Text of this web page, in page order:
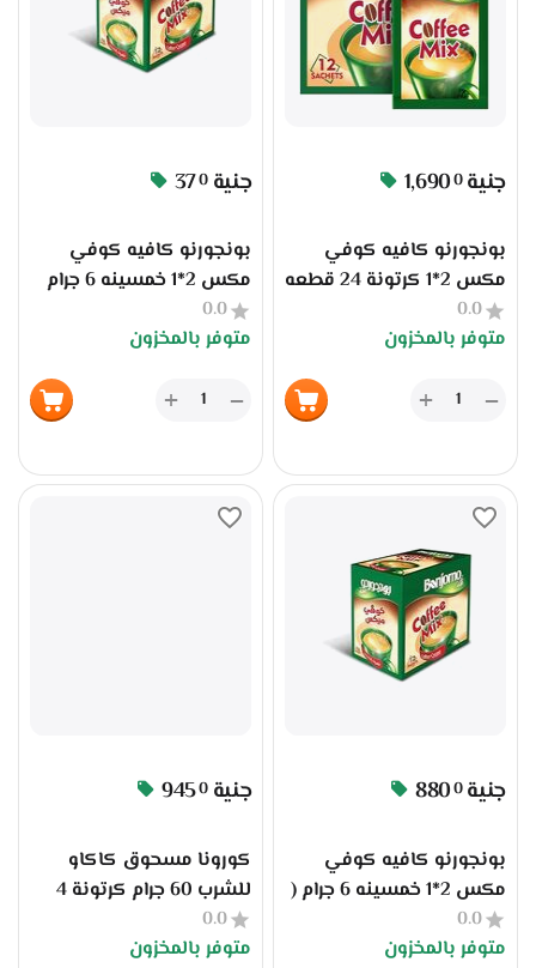
1,6900 جنية
بونجورنو كافيه كوفي
مكس 2*1 كرتونة 24 قطعه
0.0
متوفر بالمخزون
+ −
370 جنية
بونجورنو كافيه كوفي
مكس 2*1 خمسينه 6 جرام
(علبه 12 ظرف)
0.0
متوفر بالمخزون
+ −
8800 جنية
بونجورنو كافيه كوفي
مكس 2*1 خمسينه 6 جرام (
كرتونه 24 )
0.0
متوفر بالمخزون
9450 جنية
كورونا مسحوق كاكاو
للشرب 60 جرام كرتونة 4
دسته
0.0
متوفر بالمخزون